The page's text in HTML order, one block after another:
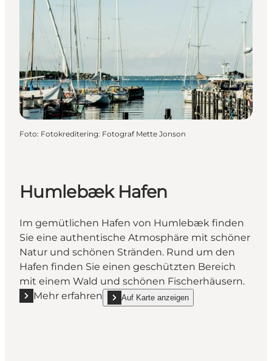
Foto: Fotokreditering: Fotograf Mette Jonson
Humlebæk Hafen
Im gemütlichen Hafen von Humlebæk finden
Sie eine authentische Atmosphäre mit schöner
Natur und schönen Stränden. Rund um den
Hafen finden Sie einen geschützten Bereich
mit einem Wald und schönen Fischerhäusern.
Mehr erfahren
Mehr erfahren "Humlebæk Hafen"
Auf Karte anzeigen
show Humlebæk Hafen on_map